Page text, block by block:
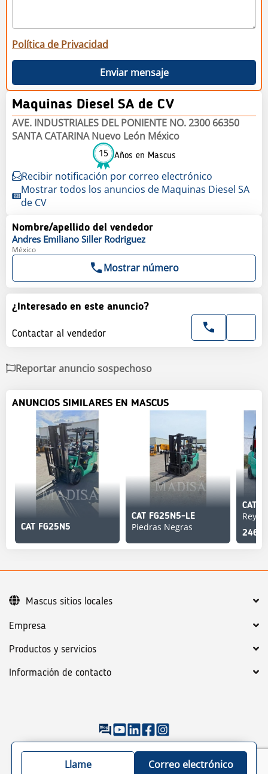
Política de Privacidad
Enviar mensaje
Maquinas Diesel SA de CV
AVE. INDUSTRIALES DEL PONIENTE NO. 2300 66350
SANTA CATARINA Nuevo León México
15 Años en Mascus
Recibir notificación por correo electrónico
Mostrar todos los anuncios de Maquinas Diesel SA
de CV
Nombre/apellido del vendedor
Andres Emiliano Siller Rodriguez
México
Mostrar número
¿Interesado en este anuncio?
Contactar al vendedor
Reportar anuncio sospechoso
ANUNCIOS SIMILARES EN MASCUS
CAT FG25N5
CAT FG25N5-LE
Piedras Negras
CAT
Empresa
Productos y servicios
Información de contacto
©2026 Mascus Condiciones generales
Política de Privacidad
Mascus sitios locales
Llame Correo electrónico